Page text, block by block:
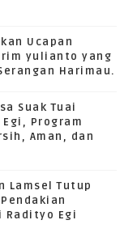
Ucapan
yulianto yang
Harimau.
Suak Tuai
Program
Aman, dan
Lamsel Tutup
Radityo Egi